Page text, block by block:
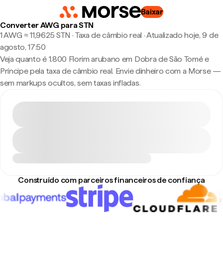
Baixar
Converter AWG para STN
1 AWG ≈ 11,9625 STN · Taxa de câmbio real ·Atualizado hoje, 9 de
agosto, 17:50
Veja quanto é 1.800 Florim arubano em Dobra de São Tomé e
Príncipe pela taxa de câmbio real. Envie dinheiro com a Morse —
sem markups ocultos, sem taxas infladas.
Construído com parceiros financeiros de confiança